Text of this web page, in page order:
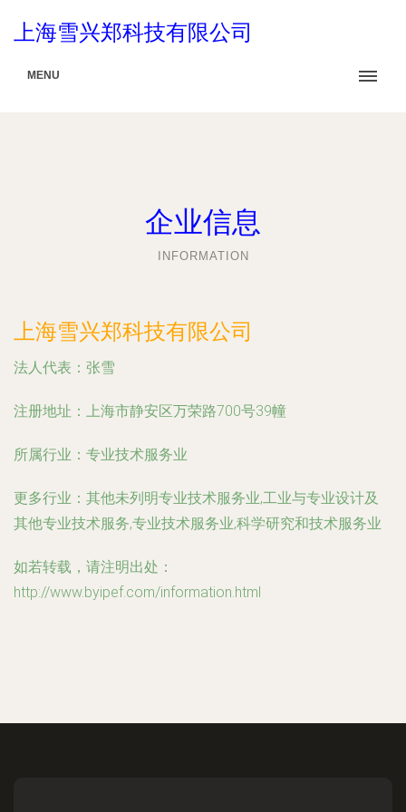
上海雪兴郑科技有限公司
MENU
企业信息
INFORMATION
上海雪兴郑科技有限公司
法人代表： 张雪
注册地址： 上海市静安区万荣路700号39幢
所属行业： 专业技术服务业
更多行业： 其他未列明专业技术服务业,工业与专业设计及
其他专业技术服务,专业技术服务业,科学研究和技术服务业
如若转载，请注明出处：
http://www.byipef.com/information.html